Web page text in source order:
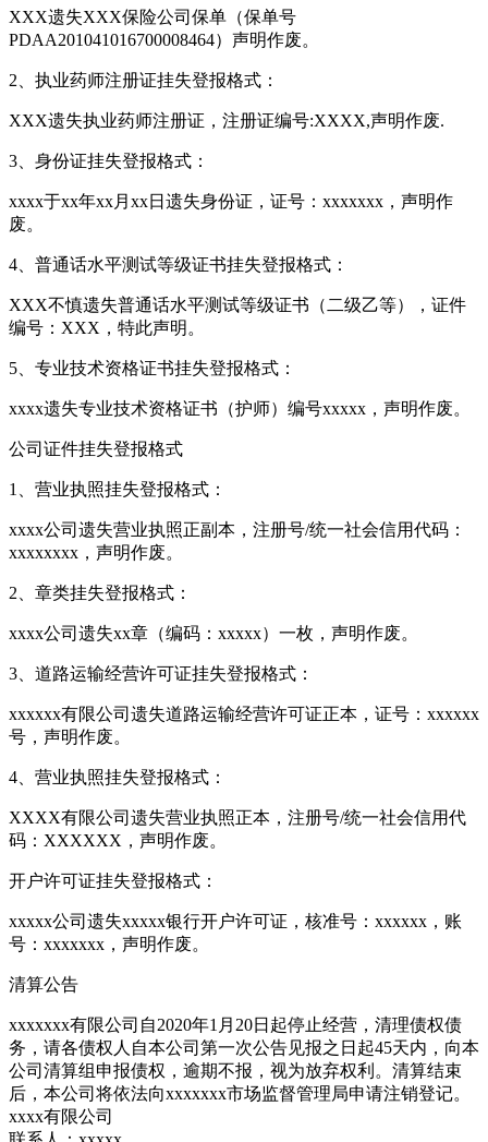
XXX遗失XXX保险公司保单（保单号
PDAA201041016700008464）声明作废。
2、执业药师注册证挂失登报格式：
XXX遗失执业药师注册证，注册证编号:XXXX,声明作废.
3、身份证挂失登报格式：
xxxx于xx年xx月xx日遗失身份证，证号：xxxxxxx，声明作
废。
4、普通话水平测试等级证书挂失登报格式：
XXX不慎遗失普通话水平测试等级证书（二级乙等），证件
编号：XXX，特此声明。
5、专业技术资格证书挂失登报格式：
xxxx遗失专业技术资格证书（护师）编号xxxxx，声明作废。
公司证件挂失登报格式
1、营业执照挂失登报格式：
xxxx公司遗失营业执照正副本，注册号/统一社会信用代码：
xxxxxxxx，声明作废。
2、章类挂失登报格式：
xxxx公司遗失xx章（编码：xxxxx）一枚，声明作废。
3、道路运输经营许可证挂失登报格式：
xxxxxx有限公司遗失道路运输经营许可证正本，证号：xxxxxx
号，声明作废。
4、营业执照挂失登报格式：
XXXX有限公司遗失营业执照正本，注册号/统一社会信用代
码：XXXXXX，声明作废。
开户许可证挂失登报格式：
xxxxx公司遗失xxxxx银行开户许可证，核准号：xxxxxx，账
号：xxxxxxx，声明作废。
清算公告
xxxxxxx有限公司自2020年1月20日起停止经营，清理债权债
务，请各债权人自本公司第一次公告见报之日起45天内，向本
公司清算组申报债权，逾期不报，视为放弃权利。清算结束
后，本公司将依法向xxxxxxx市场监督管理局申请注销登记。
xxxx有限公司